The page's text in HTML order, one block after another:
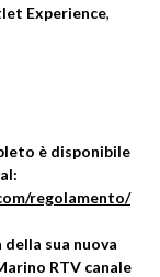
Experience,
è disponibile
regolamento/
sua nuova
RTV canale